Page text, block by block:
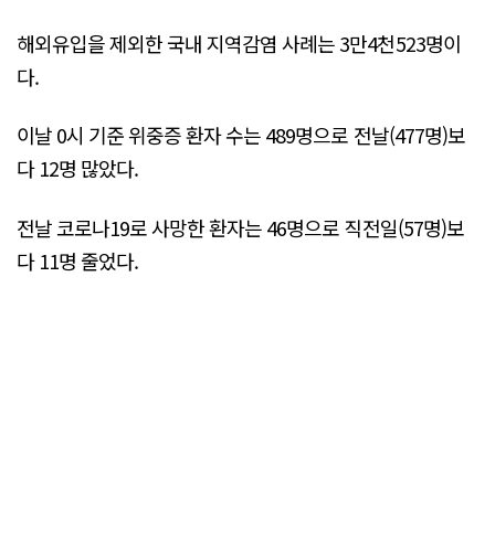
해외유입을 제외한 국내 지역감염 사례는 3만4천523명이
다.
이날 0시 기준 위중증 환자 수는 489명으로 전날(477명)보
다 12명 많았다.
전날 코로나19로 사망한 환자는 46명으로 직전일(57명)보
다 11명 줄었다.